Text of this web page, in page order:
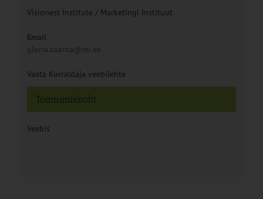
Toimumiskoht
Veebis
Visionest Institute / Marketingi Instituut
Email
gloria.saarna@mi.ee
Vaata Korraldaja veebilehte